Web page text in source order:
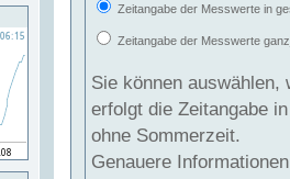
Zeitangabe der Messwerte in
Zeitangabe der Messwerte
Sie können auswählen,
erfolgt die Zeitangabe
ohne Sommerzeit.
Genauere